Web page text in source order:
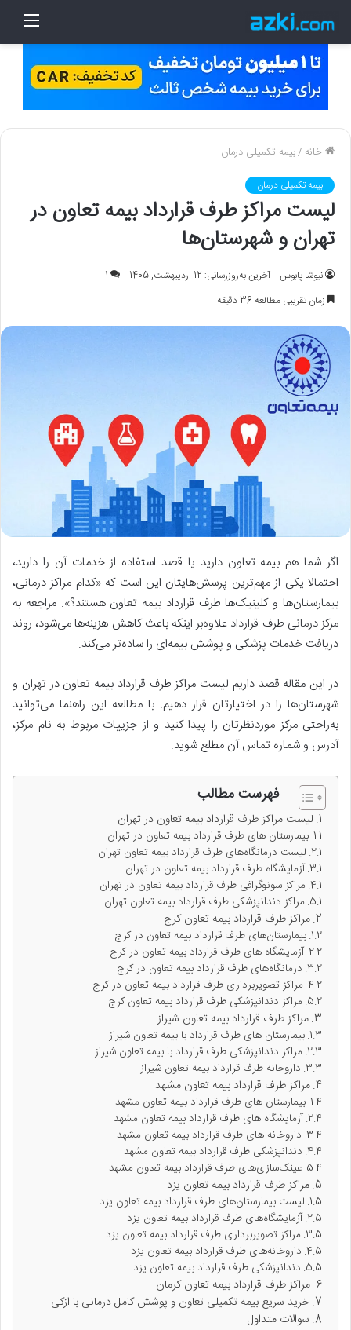
منو
خانه /بیمه تکمیلی درمان
بیمه تکمیلی درمان
لیست مراکز طرف قرارداد بیمه تعاون در
تهران و شهرستان‌ها
نیوشا پابوس آخرین به‌روزرسانی: 12 اردیبهشت, 1405
1
زمان تقریبی مطالعه 36 دقیقه
اگر شما هم بیمه تعاون دارید یا قصد استفاده از خدمات آن را دارید،
احتمالا یکی از مهم‌ترین پرسش‌هایتان این است که «کدام مراکز درمانی،
بیمارستان‌ها و کلینیک‌ها طرف قرارداد بیمه تعاون هستند؟». مراجعه به
مرکز درمانی طرف قرارداد علاوه‌بر اینکه باعث کاهش هزینه‌ها می‌شود، روند
دریافت خدمات پزشکی و پوشش بیمه‌ای را ساده‌تر می‌کند.
در این مقاله قصد داریم لیست مراکز طرف قرارداد بیمه تعاون در تهران و
شهرستان‌ها را در اختیارتان قرار دهیم. با مطالعه این راهنما می‌توانید
به‌راحتی مرکز موردنظرتان را پیدا کنید و از جزییات مربوط به نام مرکز،
آدرس و شماره تماس آن مطلع شوید.
فهرست مطالب
لیست مراکز طرف قرارداد بیمه تعاون در تهران
بیمارستان های طرف قرارداد بیمه تعاون در تهران
لیست درمانگاه‌های طرف قرارداد بیمه تعاون تهران
آزمایشگاه طرف قرارداد بیمه تعاون در تهران
مراکز سونوگرافی طرف قرارداد بیمه تعاون در تهران
مراکز دندانپزشکی طرف قرارداد بیمه تعاون تهران
مراکز طرف قرارداد بیمه تعاون کرج
بیمارستان‌های طرف قرارداد بیمه تعاون در کرج
آزمایشگاه های طرف قرارداد بیمه تعاون در کرج
درمانگاه‌های طرف قرارداد بیمه تعاون در کرج
مراکز تصویربرداری طرف قرارداد بیمه تعاون در کرج
مراکز دندانپزشکی طرف قرارداد بیمه تعاون کرج
مراکز طرف قرارداد بیمه تعاون شیراز
بیمارستان های طرف قرارداد با بیمه تعاون شیراز
مراکز دندانپزشکی طرف قرارداد با بیمه تعاون شیراز
داروخانه طرف قرارداد بیمه تعاون شیراز
مراکز طرف قرارداد بیمه تعاون مشهد
بیمارستان های طرف قرارداد بیمه تعاون مشهد
آزمایشگاه های طرف قرارداد بیمه تعاون مشهد
داروخانه های طرف قرارداد بیمه تعاون مشهد
دندانپزشکی طرف قرارداد بیمه تعاون مشهد
عینک‌سازی‌های طرف قرارداد بیمه تعاون مشهد
مراکز طرف قرارداد بیمه تعاون یزد
لیست بیمارستان‌های طرف قرارداد بیمه تعاون یزد
آزمایشگاه‌های طرف قرارداد بیمه تعاون یزد
مراکز تصویربرداری طرف قرارداد بیمه تعاون یزد
داروخانه‌های طرف قرارداد بیمه تعاون یزد
دندانپزشکی طرف قرارداد بیمه تعاون یزد
مراکز طرف قرارداد بیمه تعاون کرمان
خرید سریع بیمه تکمیلی تعاون و پوشش کامل درمانی با ازکی
سوالات متداول